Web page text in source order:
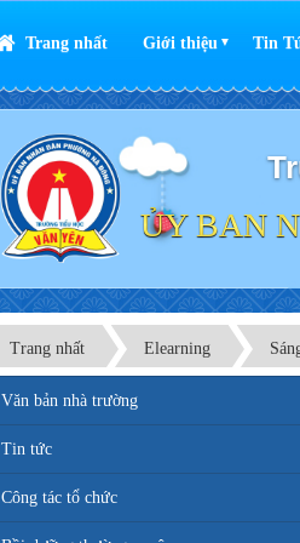
Trang nhất Giới thiệu ▼ Tin
ỦY BAN
Trang nhất Elearning
Văn bản nhà trường
Tin tức
Công tác tổ chức